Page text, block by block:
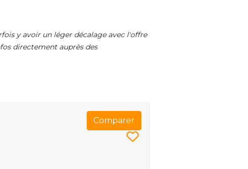
y avoir un léger décalage avec l'offre
directement auprès des
Comparer